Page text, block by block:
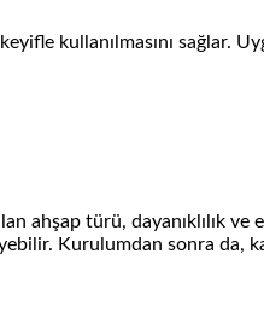
kullanılmasını sağlar.
türü, dayanıklılık ve
Kurulumdan sonra da,